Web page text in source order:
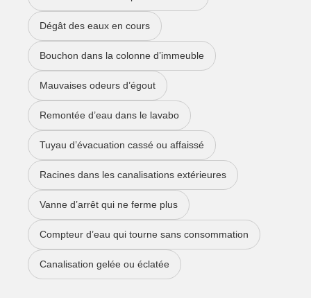
Dégât des eaux en cours
Bouchon dans la colonne d’immeuble
Mauvaises odeurs d’égout
Remontée d’eau dans le lavabo
Tuyau d’évacuation cassé ou affaissé
Racines dans les canalisations extérieures
Vanne d’arrêt qui ne ferme plus
Compteur d’eau qui tourne sans consommation
Canalisation gelée ou éclatée